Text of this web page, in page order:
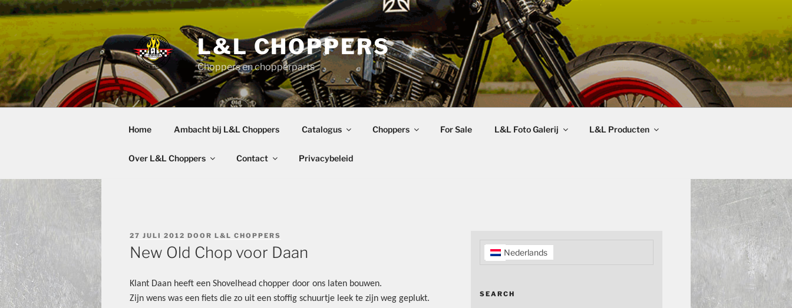
Ga
naar
inhoud
L&L CHOPPERS
Choppers en chopperparts
Home Ambacht bij L&L Choppers Catalogus Choppers For Sale L&L Foto Galerij L&L Producten
Over L&L Choppers Contact Privacybeleid
GEPLAATST
OP
27 JULI 2012 DOOR L&L CHOPPERS
New Old Chop voor Daan
Klant Daan heeft een Shovelhead chopper door ons laten bouwen.
Zijn wens was een fiets die zo uit een stoffig schuurtje leek te zijn weg geplukt.
Nederlands
SEARCH